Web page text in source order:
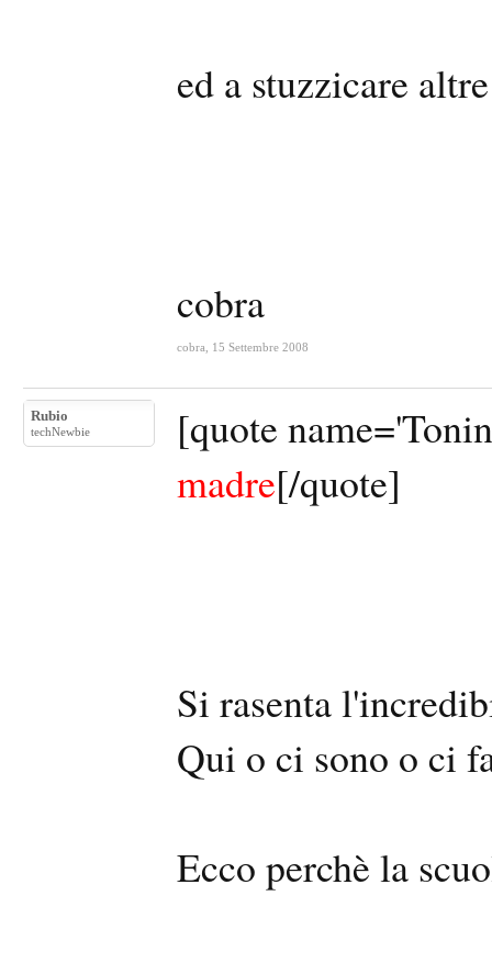
ed a stuzzicare
cobra
cobra 15 Settembre 2008
Rubio
techNewbie
[quote
madre[/quote]
Si rasenta
Qui o ci sono o ci
Ecco perchè la